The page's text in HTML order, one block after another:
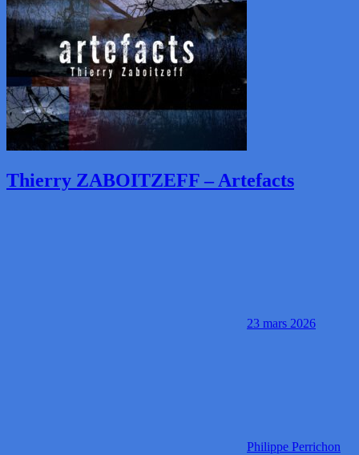
Thierry ZABOITZEFF – Artefacts
23 mars 2026
Philippe Perrichon